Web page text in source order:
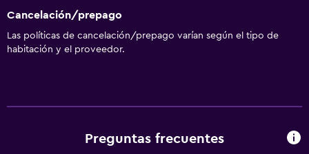
Servicios básicos
Cancelación/prepago
Las políticas de cancelación/prepago varían según el tipo de
habitación y el proveedor.
Preguntas frecuentes